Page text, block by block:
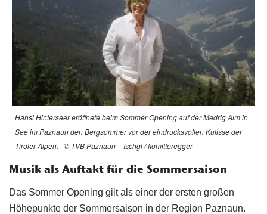
Hansi Hinterseer eröffnete beim Sommer Opening auf der Medrig Alm in
See im Paznaun den Bergsommer vor der eindrucksvollen Kulisse der
Tiroler Alpen. | © TVB Paznaun – Ischgl / flomitteregger
Musik als Auftakt für die Sommersaison
Das Sommer Opening gilt als einer der ersten großen
Höhepunkte der Sommersaison in der Region Paznaun.